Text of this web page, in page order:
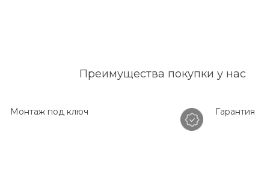
Преимущества покупки у нас
Монтаж под ключ Гарантия